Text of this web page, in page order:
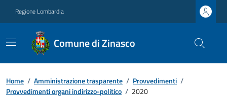
Regione Lombardia
Comune di Zinasco
Home / Amministrazione trasparente / Provvedimenti /
Provvedimenti organi indirizzo-politico / 2020